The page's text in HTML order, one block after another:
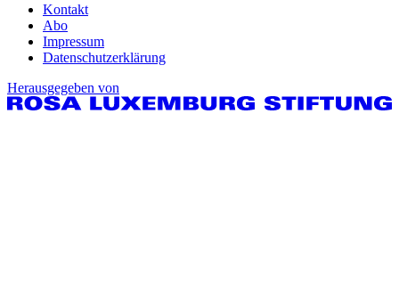
Kontakt
Abo
Impressum
Datenschutzerklärung
Herausgegeben von